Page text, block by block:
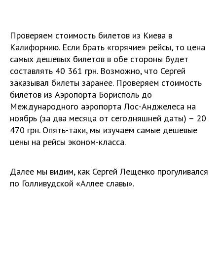
Проверяем стоимость билетов из Киева в
Калифорнию. Если брать «горячие» рейсы, то цена
самых дешевых билетов в обе стороны будет
составлять 40 361 грн. Возможно, что Сергей
заказывал билеты заранее. Проверяем стоимость
билетов из Аэропорта Борисполь до
Международного аэропорта Лос-Анджелеса на
ноябрь (за два месяца от сегодняшней даты) – 20
470 грн. Опять-таки, мы изучаем самые дешевые
цены на рейсы эконом-класса.
Далее мы видим, как Сергей Лещенко прогуливался
по Голливудской «Аллее славы».